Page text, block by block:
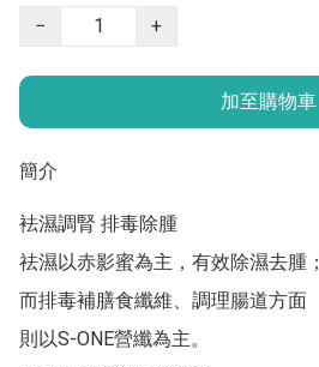
−
+
加至購物車
簡介
袪濕調腎 排毒除腫
祛濕以赤影蜜為主，有效除濕去腫；
而排毒補膳食纖維、調理腸道方面
則以S-ONE營纖為主。